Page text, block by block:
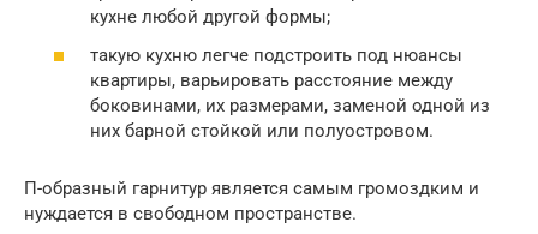
кухне любой другой формы;
такую кухню легче подстроить под нюансы
квартиры, варьировать расстояние между
боковинами, их размерами, заменой одной из
них барной стойкой или полуостровом.
П-образный гарнитур является самым громоздким и
нуждается в свободном пространстве.